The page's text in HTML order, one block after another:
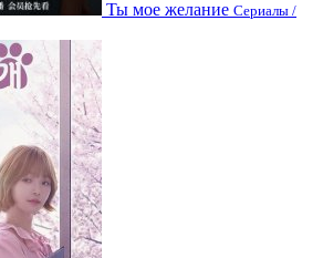
Ты мое желание Сериалы /